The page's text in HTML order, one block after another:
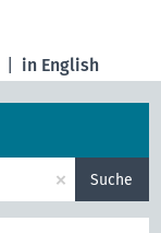
in English
× Suche